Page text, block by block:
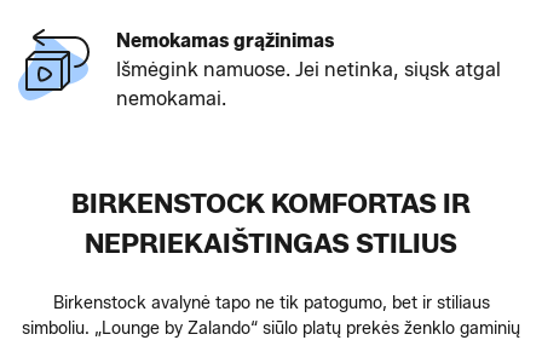
Nemokamas grąžinimas
Išmėgink namuose. Jei netinka, siųsk atgal
nemokamai.
BIRKENSTOCK KOMFORTAS IR
NEPRIEKAIŠTINGAS STILIUS
Birkenstock avalynė tapo ne tik patogumo, bet ir stiliaus
simboliu. „Lounge by Zalando“ siūlo platų prekės ženklo gaminių